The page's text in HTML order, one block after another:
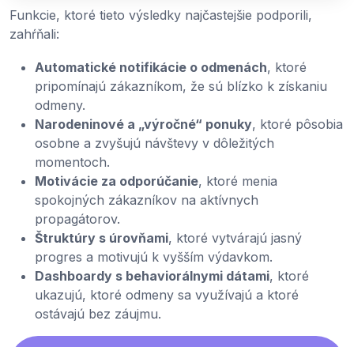
Funkcie, ktoré tieto výsledky najčastejšie podporili,
zahŕňali:
Automatické notifikácie o odmenách, ktoré
pripomínajú zákazníkom, že sú blízko k získaniu
odmeny.
Narodeninové a „výročné“ ponuky, ktoré pôsobia
osobne a zvyšujú návštevy v dôležitých
momentoch.
Motivácie za odporúčanie, ktoré menia
spokojných zákazníkov na aktívnych
propagátorov.
Štruktúry s úrovňami, ktoré vytvárajú jasný
progres a motivujú k vyšším výdavkom.
Dashboardy s behaviorálnymi dátami, ktoré
ukazujú, ktoré odmeny sa využívajú a ktoré
ostávajú bez záujmu.